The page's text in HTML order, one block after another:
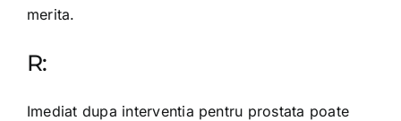
merita.
R:
Imediat dupa interventia pentru prostata poate